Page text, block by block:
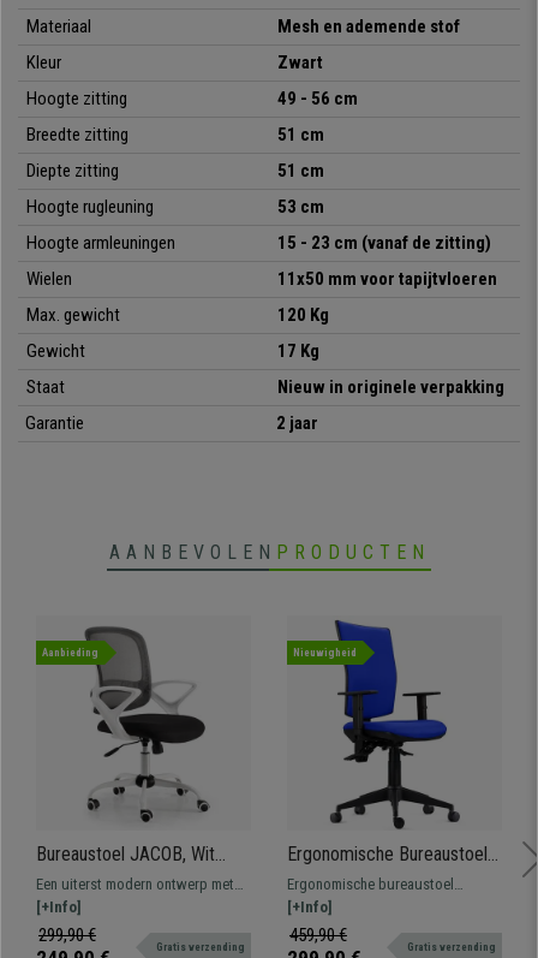
•Ademende rugleuning met lendensteun
• Ergonomisch ontwerp, zitting met hoge dichtheid
Synchroonmechanisme met verschillende standen
• In hoogte verstelbare armleuningen met rubberen pads
•Geweldige productiekwaliteit, verchroomd stalen onderstel
•Geïnjecteerd schuim(60kg/m3)
Materiaal
Mesh en ademende stof
Kleur
Zwart
Hoogte zitting
49 - 56 cm
Breedte zitting
51 cm
Diepte zitting
51 cm
Hoogte rugleuning
53 cm
Hoogte armleuningen
15 - 23 cm (vanaf de zitting)
Wielen
11x50 mm voor tapijtvloeren
Max. gewicht
120 Kg
Gewicht
17 Kg
Staat
Nieuw in originele verpakking
Garantie
2 jaar
AANBEVOLEN PRODUCTEN
Aanbieding
Bureaustoel JACOB, Wit
Frame, Modern Ontwerp,
Zwarte Bekleding
Een uiterst modern ontwerp met
fantastische ergonomische
vormen. 100% exclusief! Een
bureaustoel met
[+Info]
299,90 €
Gratis verzending
Nieuwigheid
Ergonomische Bureaustoel
ATLANTA, Synchroon
Mechanisme, Gebruik 8H, in
Blauwe Stof
Ergonomische bureaustoel
geschikt voor professioneel
gebruik. Mooi ontwerp, hoge
graad van comfort en gemaakt van
[+Info]
459,90 €
Gratis verzending